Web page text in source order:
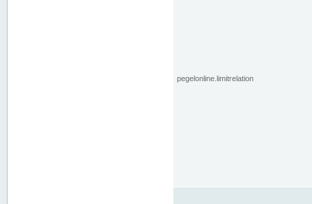
pegelonline.limitrelation